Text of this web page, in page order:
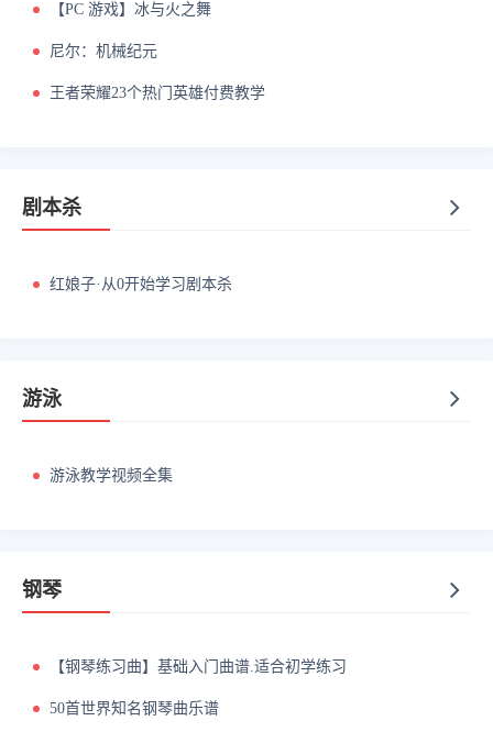
【PC 游戏】冰与火之舞
尼尔：机械纪元
王者荣耀23个热门英雄付费教学
剧本杀
红娘子·从0开始学习剧本杀
游泳
游泳教学视频全集
钢琴
【钢琴练习曲】基础入门曲谱.适合初学练习
50首世界知名钢琴曲乐谱